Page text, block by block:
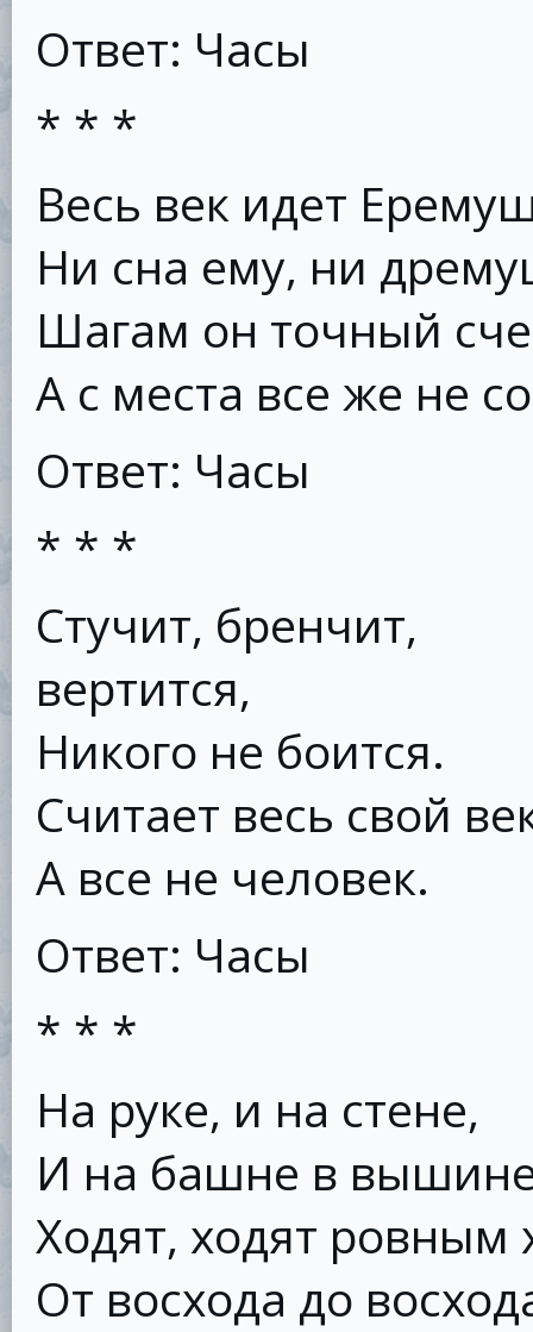
Ответ: Часы
* * *
Весь век идет
Ни сна ему, ни
Шагам он точный
А с места все же не
Ответ: Часы
* * *
Стучит, бренчит,
вертится,
Никого не боится.
Считает весь свой
А все не человек.
Ответ: Часы
* * *
На руке, и на стене,
И на башне в
Ходят, ходят ровным
От восхода до